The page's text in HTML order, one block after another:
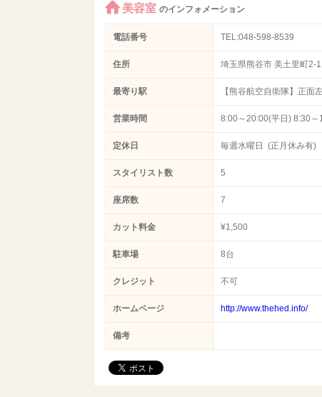
美容室 のインフォメーション
電話番号 TEL:048-598-8539
住所 埼玉県熊谷市 美土里町2-1
最寄り駅 【熊谷航空自衛隊】正面
営業時間 8:00～20:00(平日) 8:30～
定休日 毎週水曜日 (正月休み有)
スタイリスト数 5
座席数 7
カット料金 ¥1,500
駐車場 8台
クレジット 不可
ホームページ http://www.thehed.info/
備考